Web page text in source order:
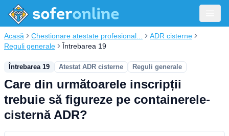
Acasă Chestionare atestate profesional...
ADR cisterne
Reguli generale
Întrebarea 19
Întrebarea 19 Atestat ADR cisterne Reguli generale
Care din următoarele inscripții
trebuie să figureze pe containerele-
cisternă ADR?